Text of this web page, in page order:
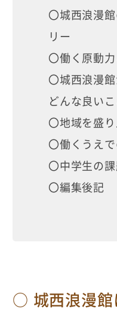
〇城西浪漫
リー
〇働く原動力
〇城西浪漫
どんな良い
〇地域を盛
〇働くうえ
〇中学生の
〇編集後記
城西浪漫館